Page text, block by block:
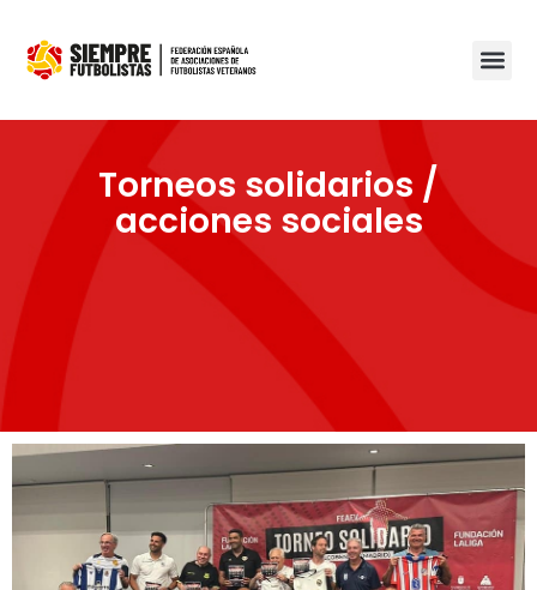
Torneos solidarios /
acciones sociales